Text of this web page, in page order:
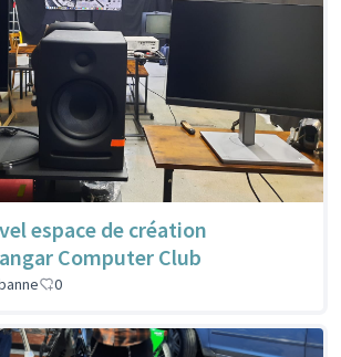
espace de création
Computer Club
0